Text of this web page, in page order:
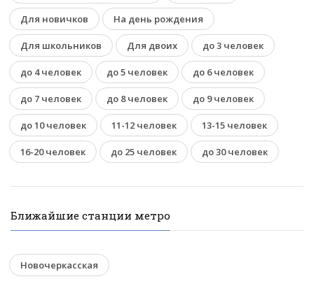
Для новичков На день рождения
Для школьников Для двоих до 3 человек
до 4 человек до 5 человек до 6 человек
до 7 человек до 8 человек до 9 человек
до 10 человек 11-12 человек 13-15 человек
16-20 человек до 25 человек до 30 человек
Ближайшие станции метро
Новочеркасская